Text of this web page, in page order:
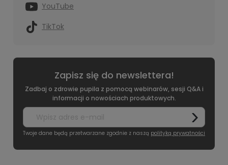
YouTube
TikTok
Zapisz się do newslettera!
Zadbaj o zdrowie pupila z pomocą webinarów, sesji Q&A i
informacji o nowościach produktowych.
Twoje dane będą przetwarzane zgodnie z naszą polityką prywatności